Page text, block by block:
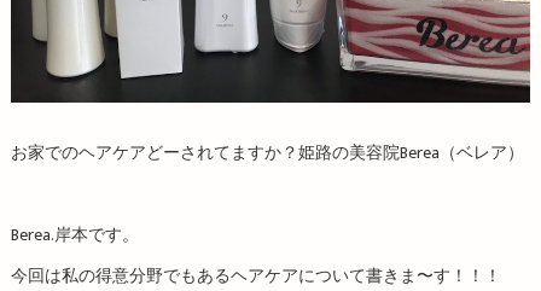
お家でのヘアケアどーされてますか？姫路の美容院Berea（ベレア）
Berea.岸本です。
今回は私の得意分野でもあるヘアケアについて書きま〜す！！！